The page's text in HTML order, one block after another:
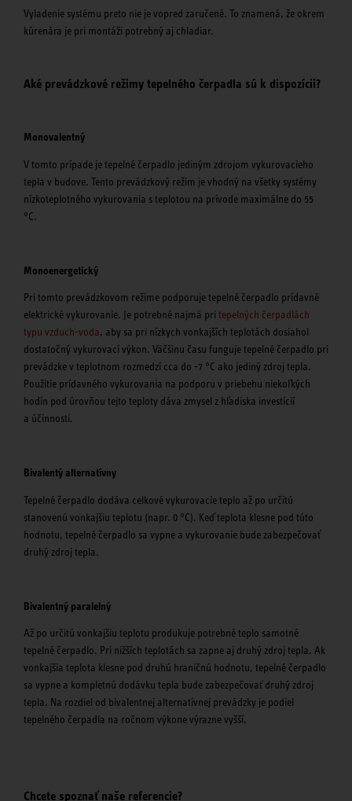
Vyladenie systému preto nie je vopred zaručené. To znamená, že okrem
kúrenára je pri montáži potrebný aj chladiar.
Aké prevádzkové režimy tepelného čerpadla sú k dispozícii?
Monovalentný
V tomto prípade je tepelné čerpadlo jediným zdrojom vykurovacieho
tepla v budove. Tento prevádzkový režim je vhodný na všetky systémy
nízkoteplotného vykurovania s teplotou na prívode maximálne do 55
°C.
Monoenergetický
Pri tomto prevádzkovom režime podporuje tepelné čerpadlo prídavné
elektrické vykurovanie. Je potrebné najmä pri tepelných čerpadlách
typu vzduch-voda, aby sa pri nízkych vonkajších teplotách dosiahol
dostatočný vykurovací výkon. Väčšinu času funguje tepelné čerpadlo pri
prevádzke v teplotnom rozmedzí cca do -7 °C ako jediný zdroj tepla.
Použitie prídavného vykurovania na podporu v priebehu niekoľkých
hodín pod úrovňou tejto teploty dáva zmysel z hľadiska investícií
a účinnosti.
Bivalentý alternatívny
Tepelné čerpadlo dodáva celkové vykurovacie teplo až po určitú
stanovenú vonkajšiu teplotu (napr. 0 °C). Keď teplota klesne pod túto
hodnotu, tepelné čerpadlo sa vypne a vykurovanie bude zabezpečovať
druhý zdroj tepla.
Bivalentný paralelný
Až po určitú vonkajšiu teplotu produkuje potrebné teplo samotné
tepelné čerpadlo. Pri nižších teplotách sa zapne aj druhý zdroj tepla. Ak
vonkajšia teplota klesne pod druhú hraničnú hodnotu, tepelné čerpadlo
sa vypne a kompletnú dodávku tepla bude zabezpečovať druhý zdroj
tepla. Na rozdiel od bivalentnej alternatívnej prevádzky je podiel
tepelného čerpadla na ročnom výkone výrazne vyšší.
Chcete spoznať naše referencie?